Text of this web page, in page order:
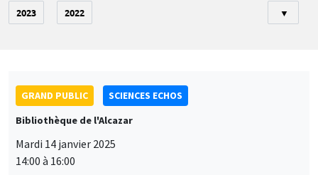
2023 2022 ▼
GRAND PUBLIC
SCIENCES ECHOS
Bibliothèque de l'Alcazar
Mardi 14 janvier 2025
14:00 à 16:00